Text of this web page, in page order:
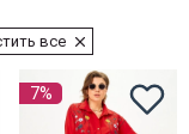
все
7%